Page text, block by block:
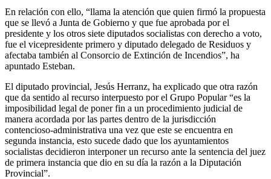
En relación con ello, “llama la atención que quien firmó la propuesta
que se llevó a Junta de Gobierno y que fue aprobada por el
presidente y los otros siete diputados socialistas con derecho a voto,
fue el vicepresidente primero y diputado delegado de Residuos y
afectaba también al Consorcio de Extinción de Incendios”, ha
apuntado Esteban.
El diputado provincial, Jesús Herranz, ha explicado que otra razón
que da sentido al recurso interpuesto por el Grupo Popular “es la
imposibilidad legal de poner fin a un procedimiento judicial de
manera acordada por las partes dentro de la jurisdicción
contencioso-administrativa una vez que este se encuentra en
segunda instancia, esto sucede dado que los ayuntamientos
socialistas decidieron interponer un recurso ante la sentencia del juez
de primera instancia que dio en su día la razón a la Diputación
Provincial”.